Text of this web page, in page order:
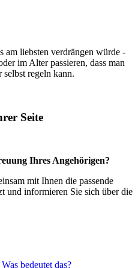
am liebsten verdrängen würde -
im Alter passieren, dass man
selbst regeln kann.
Seite
Ihres Angehörigen?
mit Ihnen die passende
und informieren Sie sich über die
bedeutet das?